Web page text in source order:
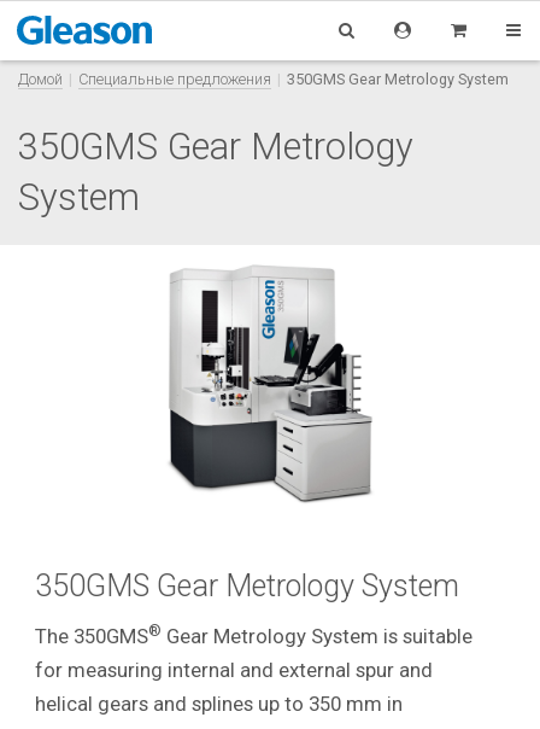
Домой Специальные предложения 350GMS Gear Metrology System
350GMS Gear Metrology
System
350GMS Gear Metrology System
The 350GMS® Gear Metrology System is suitable
for measuring internal and external spur and
helical gears and splines up to 350 mm in